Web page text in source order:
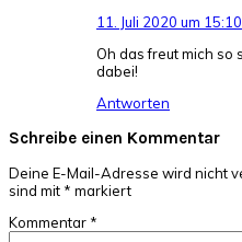
11. Juli 2020 um 15:10
Oh das freut mich so
dabei!
Antworten
Schreibe einen Kommentar
Deine E-Mail-Adresse wird nicht
sind mit * markiert
Kommentar *